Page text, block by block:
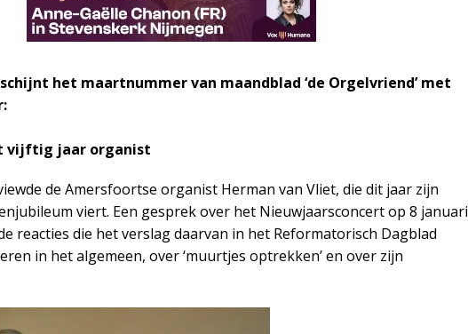
het maartnummer van maandblad ‘de Orgelvriend’ met
vijftig jaar organist
de Amersfoortse organist Herman van Vliet, die dit jaar zijn
viert. Een gesprek over het Nieuwjaarsconcert op 8 januari
reacties die het verslag daarvan in het Reformatorisch Dagblad
in het algemeen, over ‘muurtjes optrekken’ en over zijn